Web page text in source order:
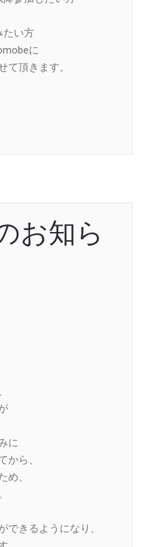
たい方
に
て頂きます。
お知ら
に
から、
め、
できるようになり、